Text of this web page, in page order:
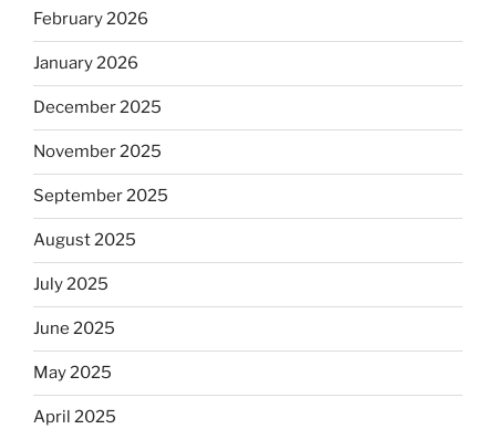
February 2026
January 2026
December 2025
November 2025
September 2025
August 2025
July 2025
June 2025
May 2025
April 2025